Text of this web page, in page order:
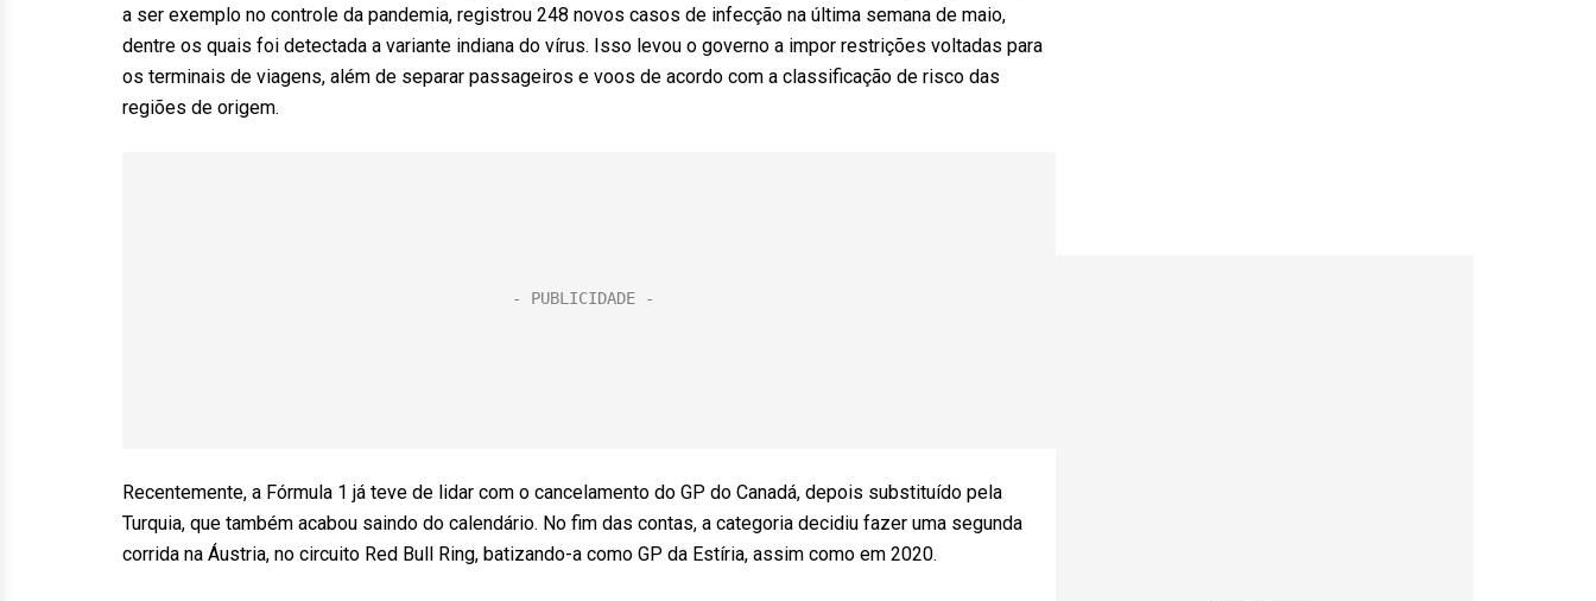
a ser exemplo no controle da pandemia, registrou 248 novos casos de infecção na última semana de maio,
dentre os quais foi detectada a variante indiana do vírus. Isso levou o governo a impor restrições voltadas para
os terminais de viagens, além de separar passageiros e voos de acordo com a classificação de risco das
regiões de origem.
Recentemente, a Fórmula 1 já teve de lidar com o cancelamento do GP do Canadá, depois substituído pela
Turquia, que também acabou saindo do calendário. No fim das contas, a categoria decidiu fazer uma segunda
corrida na Áustria, no circuito Red Bull Ring, batizando-a como GP da Estíria, assim como em 2020.